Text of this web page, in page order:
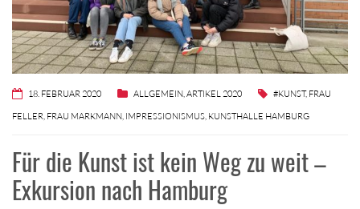
18. FEBRUAR 2020 ALLGEMEIN,ARTIKEL 2020 #KUNST, FRAU
FELLER, FRAU MARKMANN, IMPRESSIONISMUS, KUNSTHALLE HAMBURG
Für die Kunst ist kein Weg zu weit –
Exkursion nach Hamburg